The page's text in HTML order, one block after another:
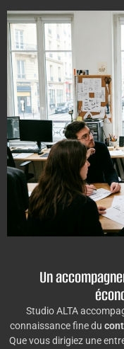
Un
Studio ALTA
connaissance fine du
Que vous dirigiez une